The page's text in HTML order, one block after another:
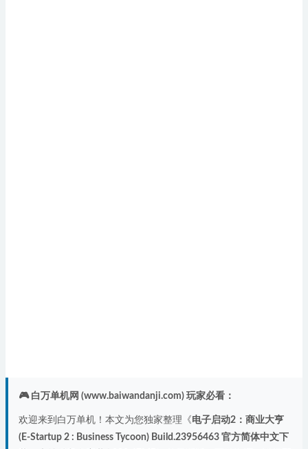
🎮 白万单机网 (www.baiwandanji.com) 玩家必看：
欢迎来到白万单机！本文为您独家整理《电子启动2：商业大亨
(E-Startup 2 : Business Tycoon) Build.23956463 官方简体中文下